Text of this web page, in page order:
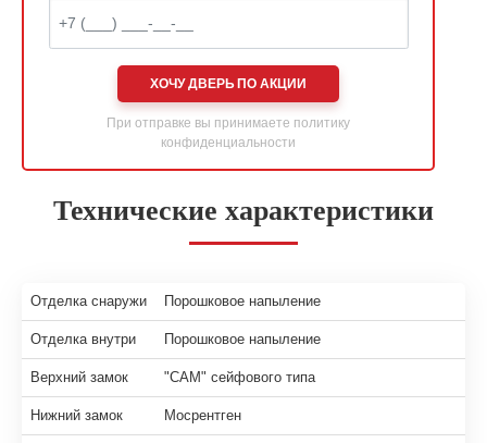
ХОЧУ ДВЕРЬ ПО АКЦИИ
При отправке вы принимаете политику
конфиденциальности
Технические характеристики
Отделка снаружи Порошковое напыление
Отделка внутри Порошковое напыление
Верхний замок "САМ" сейфового типа
Нижний замок Мосрентген